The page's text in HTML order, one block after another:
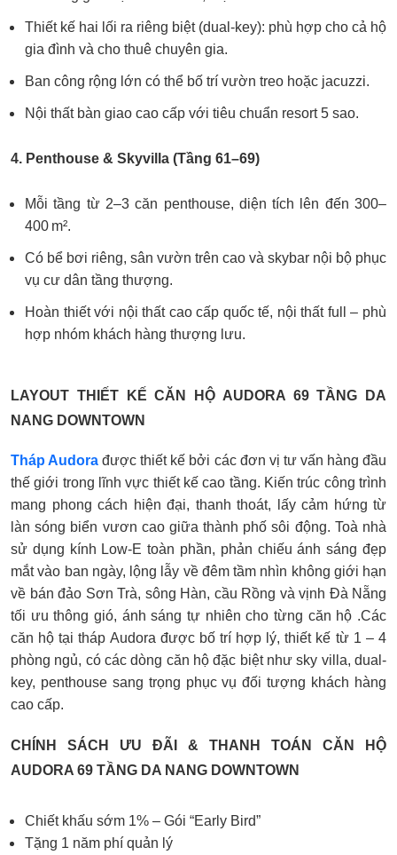
Thiết kế hai lối ra riêng biệt (dual-key): phù hợp cho cả hộ
gia đình và cho thuê chuyên gia.
Ban công rộng lớn có thể bố trí vườn treo hoặc jacuzzi.
Nội thất bàn giao cao cấp với tiêu chuẩn resort 5 sao.
4. Penthouse & Skyvilla (Tầng 61–69)
Mỗi tầng từ 2–3 căn penthouse, diện tích lên đến 300–
400 m².
Có bể bơi riêng, sân vườn trên cao và skybar nội bộ phục
vụ cư dân tầng thượng.
Hoàn thiết với nội thất cao cấp quốc tế, nội thất full – phù
hợp nhóm khách hàng thượng lưu.
LAYOUT THIẾT KẾ CĂN HỘ AUDORA 69 TẦNG DA
NANG DOWNTOWN
Tháp Audora được thiết kế bởi các đơn vị tư vấn hàng đầu
thế giới trong lĩnh vực thiết kế cao tầng. Kiến trúc công trình
mang phong cách hiện đại, thanh thoát, lấy cảm hứng từ
làn sóng biển vươn cao giữa thành phố sôi động. Toà nhà
sử dụng kính Low-E toàn phần, phản chiếu ánh sáng đẹp
mắt vào ban ngày, lộng lẫy về đêm tầm nhìn không giới hạn
về bán đảo Sơn Trà, sông Hàn, cầu Rồng và vịnh Đà Nẵng
tối ưu thông gió, ánh sáng tự nhiên cho từng căn hộ .Các
căn hộ tại tháp Audora được bố trí hợp lý, thiết kế từ 1 – 4
phòng ngủ, có các dòng căn hộ đặc biệt như sky villa, dual-
key, penthouse sang trọng phục vụ đối tượng khách hàng
cao cấp.
CHÍNH SÁCH ƯU ĐÃI & THANH TOÁN CĂN HỘ
AUDORA 69 TẦNG DA NANG DOWNTOWN
Chiết khấu sớm 1% – Gói “Early Bird”
Tặng 1 năm phí quản lý